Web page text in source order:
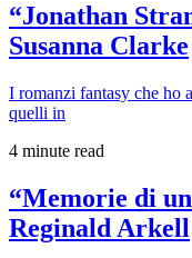
“Jonathan
Susanna Clarke
I romanzi fantasy che ho
quelli in
4 minute read
“Memorie di
Reginald Arkell